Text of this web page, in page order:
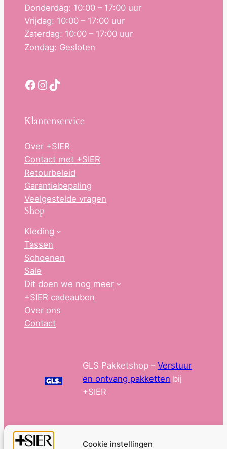
Cookie instellingen
Donderdag: 10:00 – 17:00 uur
Vrijdag: 10:00 – 17:00 uur
Zaterdag: 10:00 – 17:00 uur
Zondag: Gesloten
Facebook InstagramTikTok
Klantenservice
Over +SIER
Contact met +SIER
Retourbeleid
Garantiebepaling
Veelgestelde vragen
Shop
Kleding
Tassen
Schoenen
Sale
Dit doen we nog meer
+SIER cadeaubon
Over ons
Contact
GLS Pakketshop –Verstuur
en ontvang pakketten bij
+SIER